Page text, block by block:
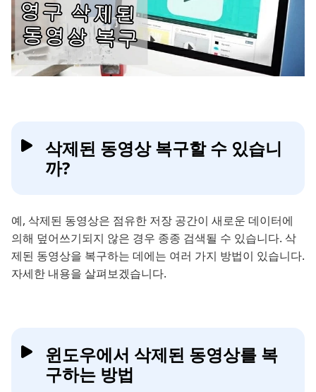
삭제된 동영상 복구할 수 있습니
까?
예, 삭제된 동영상은 점유한 저장 공간이 새로운 데이터에
의해 덮어쓰기되지 않은 경우 종종 검색될 수 있습니다. 삭
제된 동영상을 복구하는 데에는 여러 가지 방법이 있습니다.
자세한 내용을 살펴보겠습니다.
윈도우에서 삭제된 동영상를 복
구하는 방법